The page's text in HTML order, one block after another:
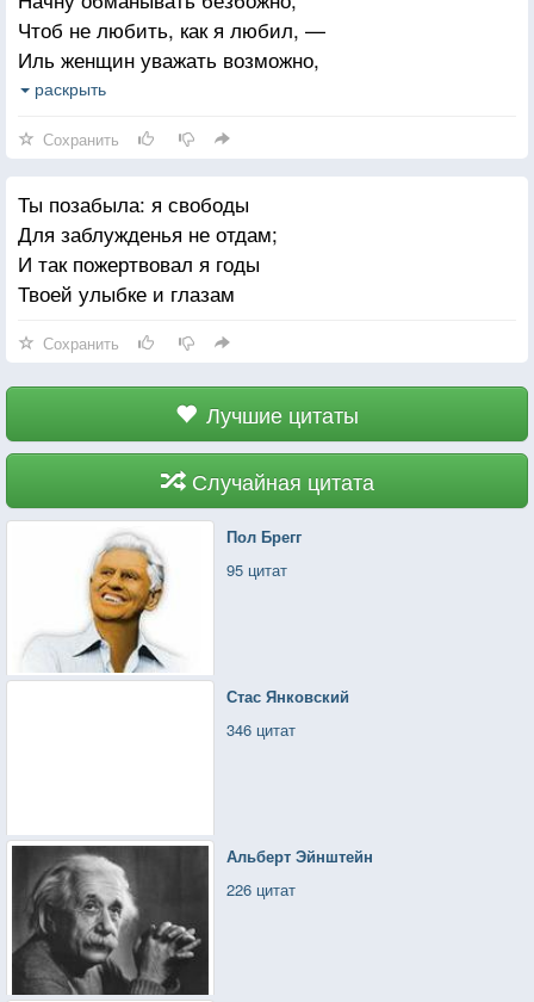
Чтоб не любить, как я любил, —
Иль женщин уважать возможно,
Когда мне ангел изменил?
И целый мир на битву звать,
Чтобы твою младую руку —
Безумец! — лишний раз пожать!
Не знав коварную измену,
Тебе я душу отдавал;
Такой души ты знала ль цену?
раскрыть
Сохранить
Ты позабыла: я свободы
Для заблужденья не отдам;
И так пожертвовал я годы
Твоей улыбке и глазам
Сохранить
Лучшие цитаты
Случайная цитата
Пол Брегг
95 цитат
Стас Янковский
346 цитат
Альберт Эйнштейн
226 цитат